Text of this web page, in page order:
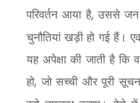
परिवर्तन आया है, उससे जन
चुनौतियां खड़ी हो गई हैं।
यह अपेक्षा की जाती है कि
हो, जो सच्ची और पूरी